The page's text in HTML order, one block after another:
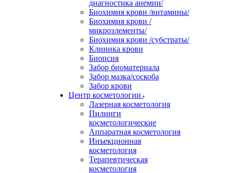
диагностика анемии/
Биохимия крови /витамины/
Биохимия крови /
микроэлементы/
Биохимия крови /субстраты/
Клиника крови
Биопсия
Забор биоматериала
Забор мазка/соскоба
Забор крови
Центр косметологии
Лазерная косметология
Пилинги
косметологические
Аппаратная косметология
Инъекционная
косметология
Терапевтическая
косметология